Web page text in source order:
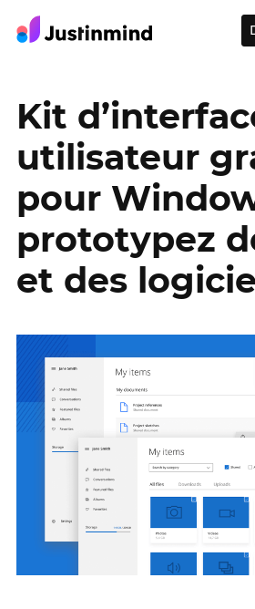
Kit
utilisateur
pour
prototypez
et des